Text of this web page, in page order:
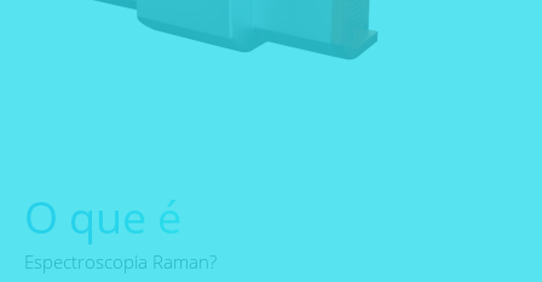
O que é
Espectroscopia Raman?